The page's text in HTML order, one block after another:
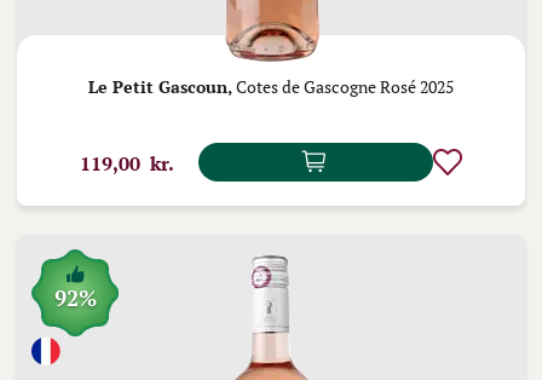
Le Petit Gascoun,Cotes de Gascogne Rosé 2025
119,00 kr.
92%